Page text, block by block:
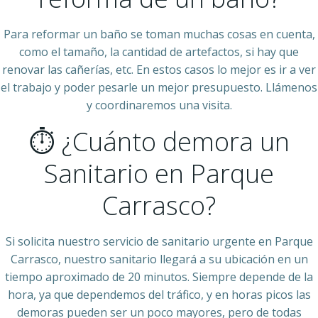
Para reformar un baño se toman muchas cosas en cuenta,
como el tamaño, la cantidad de artefactos, si hay que
renovar las cañerías, etc. En estos casos lo mejor es ir a ver
el trabajo y poder pesarle un mejor presupuesto. Llámenos
y coordinaremos una visita.
⏱ ¿Cuánto demora un
Sanitario en Parque
Carrasco?
Si solicita nuestro servicio de sanitario urgente en Parque
Carrasco, nuestro sanitario llegará a su ubicación en un
tiempo aproximado de 20 minutos. Siempre depende de la
hora, ya que dependemos del tráfico, y en horas picos las
demoras pueden ser un poco mayores, pero de todas